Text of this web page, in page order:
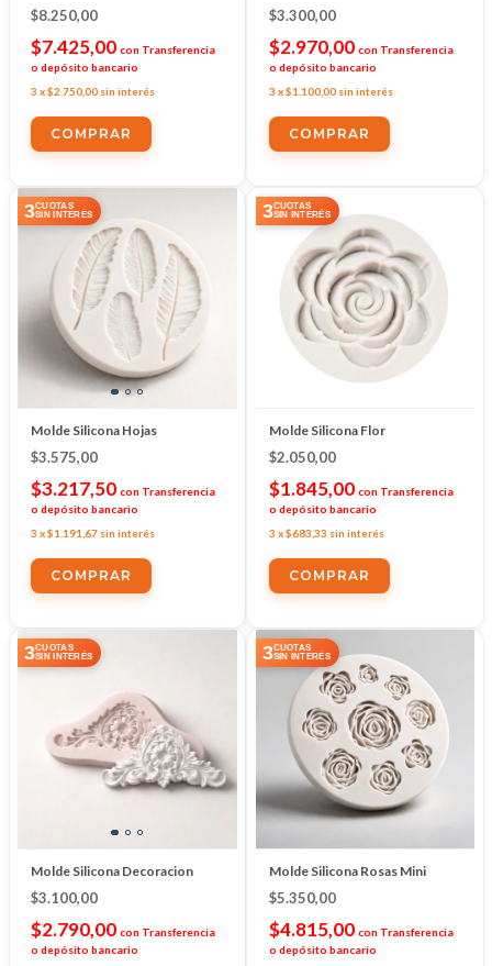
$8.250,00
$7.425,00 con Transferencia
o depósito bancario
3 x$2.750,00 sin interés
$3.300,00
$2.970,00 con Transferencia
o depósito bancario
3 x$1.100,00 sin interés
3CUOTAS
SIN INTERÉS
Molde Silicona Hojas
$3.575,00
$3.217,50 con Transferencia
o depósito bancario
3 x$1.191,67 sin interés
3CUOTAS
SIN INTERÉS
Molde Silicona Flor
$2.050,00
$1.845,00 con Transferencia
o depósito bancario
3 x$683,33 sin interés
3CUOTAS
SIN INTERÉS
Molde Silicona Decoracion
$3.100,00
$2.790,00 con Transferencia
o depósito bancario
3CUOTAS
SIN INTERÉS
Molde Silicona Rosas Mini
$5.350,00
$4.815,00 con Transferencia
o depósito bancario